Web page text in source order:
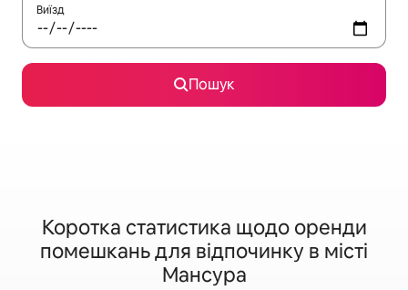
Виїзд
Пошук
Коротка статистика щодо оренди
помешкань для відпочинку в місті
Мансура